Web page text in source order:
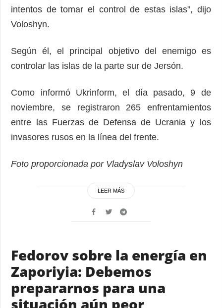
intentos de tomar el control de estas islas”, dijo
Voloshyn.
Según él, el principal objetivo del enemigo es
controlar las islas de la parte sur de Jersón.
Como informó Ukrinform, el día pasado, 9 de
noviembre, se registraron 265 enfrentamientos
entre las Fuerzas de Defensa de Ucrania y los
invasores rusos en la línea del frente.
Foto proporcionada por Vladyslav Voloshyn
LEER MÁS
Fedorov sobre la energía en
Zaporiyia: Debemos
prepararnos para una
situación aún peor